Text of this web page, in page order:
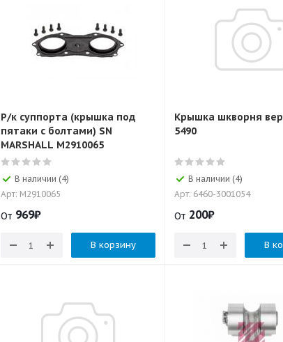
Р/к суппорта (крышка под
пятаки c болтами) SN
MARSHALL M2910065
В наличии (4)
Арт: M2910065
От 969₽
В корзину
Крышка шкворня
5490
В наличии (4)
Арт: 6460-3001054
От 200₽
В